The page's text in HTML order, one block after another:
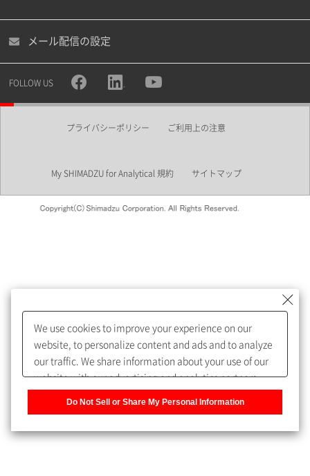
所属部署
めします。
My SHIMADZU for Analyticalへ登録いただくと、技術情報や
取扱説明書・Webinarなどの閲覧ができます。
うになります。
メール配信の設定
FOLLOW US
プライバシーポリシー ご利用上の注意
My SHIMADZU for Analytical 規約 サイトマップ
We use cookies to improve your experience on our
website, to personalize content and ads and to analyze
our traffic. We share information about your use of our
website with our advertising and analytics partners,
Do Not Sell or Share My Personal Information